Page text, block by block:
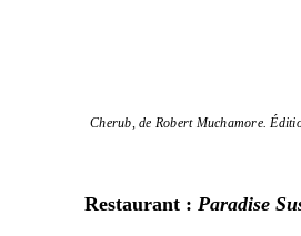
Cherub, de Robert Muchamore.
Restaurant : Paradise